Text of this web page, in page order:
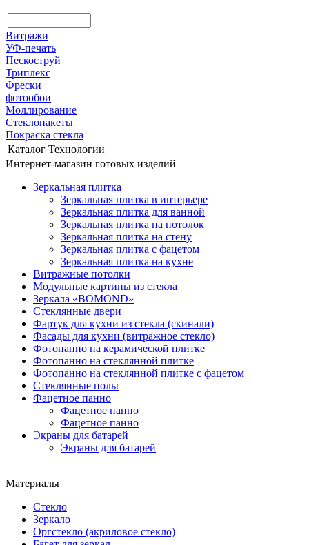
Витражи
УФ-печать
Пескоструй
Триплекс
Фрески
фотообои
Моллирование
Стеклопакеты
Покраска стекла
Каталог Технологии
Интернет-магазин готовых изделий
Зеркальная плитка
Зеркальная плитка в интерьере
Зеркальная плитка для ванной
Зеркальная плитка на потолок
Зеркальная плитка на стену
Зеркальная плитка с фацетом
Зеркальная плитка на кухне
Витражные потолки
Модульные картины из стекла
Зеркала «BOMOND»
Стеклянные двери
Фартук для кухни из стекла (скинали)
Фасады для кухни (витражное стекло)
Фотопанно на керамической плитке
Фотопанно на стеклянной плитке
Фотопанно на стеклянной плитке с фацетом
Стеклянные полы
Фацетное панно
Фацетное панно
Фацетное панно
Экраны для батарей
Экраны для батарей
Материалы
Стекло
Зеркало
Оргстекло (акриловое стекло)